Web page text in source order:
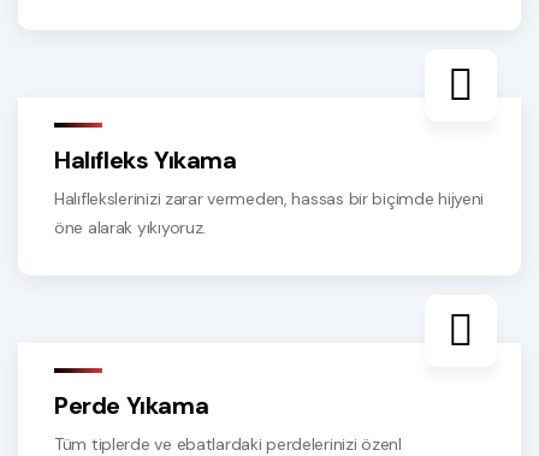
Halıfleks Yıkama
Halıflekslerinizi zarar vermeden, hassas bir biçimde hijyeni
öne alarak yıkıyoruz.
Perde Yıkama
Tüm tiplerde ve ebatlardaki perdelerinizi özenl